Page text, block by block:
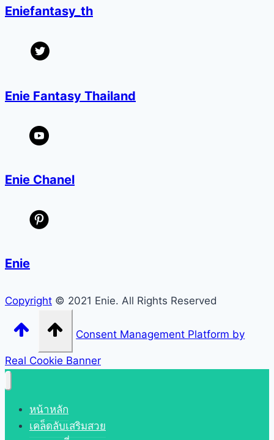
Eniefantasy_th
Enie Fantasy Thailand
Enie Chanel
Enie
Copyright © 2021 Enie. All Rights Reserved
Consent Management Platform by
Real Cookie Banner
หน้าหลัก
เคล็ดลับเสริมสวย